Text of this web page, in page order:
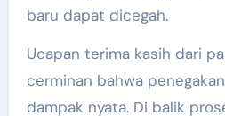
baru dapat dicegah.
Ucapan terima kasih dari
cerminan bahwa
dampak nyata. Di balik